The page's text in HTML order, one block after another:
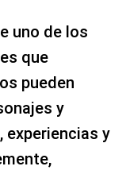
uno de los
que
pueden
y
experiencias y